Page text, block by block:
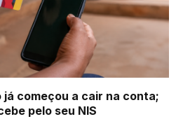
já começou a cair na conta;
pelo seu NIS